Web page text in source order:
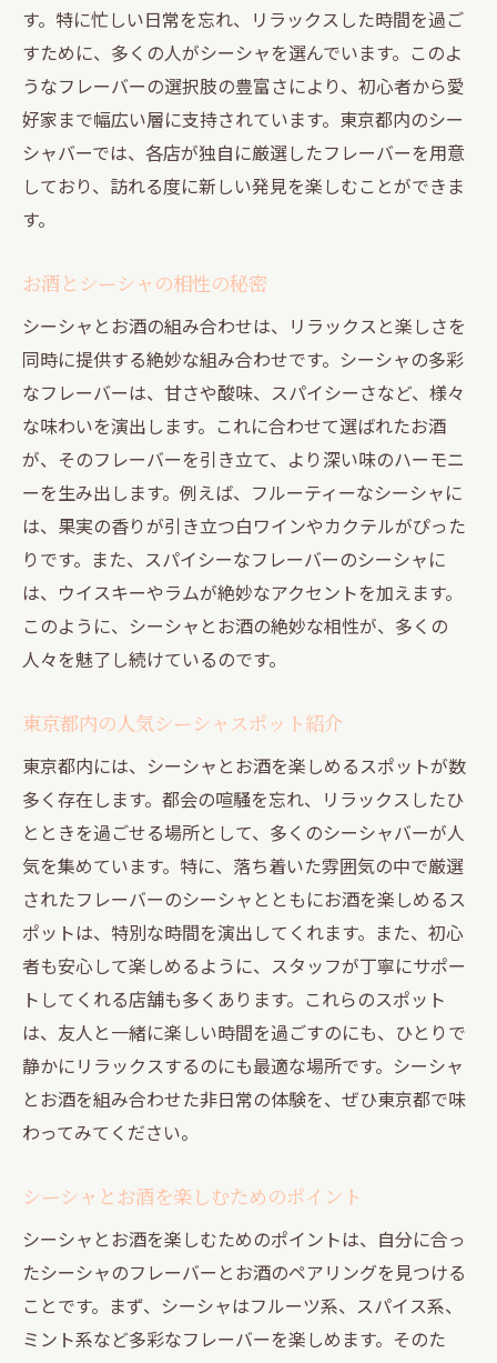
リラックスした時間を実現する工夫
シーシャとお酒で特別なひとときを
東京都でシーシャとお酒を堪能非日常の時間を
楽しむ
非日常を感じるシーシャ体験
東京都内のシーシャスポットの特徴
シーシャとお酒で癒されるひととき
都会の喧騒からの一時的な逃避
特別な時間を彩るシーシャとお酒
シーシャとお酒で夜を彩る都会のオアシスを発
見
都会のオアシスとしてのシーシャバー
シーシャとお酒で楽しむ癒しのひととき
洗練された空間でのシーシャ体験
おしゃれなインテリアとシーシャの相性
夜を彩る特別なシーシャフレーバー
シーシャとお酒が織りなす都会のオアシス
ス空間
リラックス空間を提供するシーシャバー
東京都内のおすすめシーシャスポット
シーシャとお酒で心安らぐひととき
静寂の中で味わうシーシャの魅力
独特の雰囲気を持つシーシャバー
シーシャとお酒で実現するリラックス空間
シーシャとお酒が楽しめる東京都の隠れ家スポ
隠れ家のようなシーシャバーの魅力
秘密のスポットでのシーシャ体験
知る人ぞ知るシーシャの名店
シーシャとお酒のベストスポット
リラックスできる隠れ家の見つけ方
す。特に忙しい日常を忘れ、リラックスした時間を過ご
すために、多くの人がシーシャを選んでいます。このよ
うなフレーバーの選択肢の豊富さにより、初心者から愛
好家まで幅広い層に支持されています。東京都内のシー
シャバーでは、各店が独自に厳選したフレーバーを用意
しており、訪れる度に新しい発見を楽しむことができま
す。
お酒とシーシャの相性の秘密
シーシャとお酒の組み合わせは、リラックスと楽しさを
同時に提供する絶妙な組み合わせです。シーシャの多彩
なフレーバーは、甘さや酸味、スパイシーさなど、様々
な味わいを演出します。これに合わせて選ばれたお酒
が、そのフレーバーを引き立て、より深い味のハーモニ
ーを生み出します。例えば、フルーティーなシーシャに
は、果実の香りが引き立つ白ワインやカクテルがぴった
りです。また、スパイシーなフレーバーのシーシャに
は、ウイスキーやラムが絶妙なアクセントを加えます。
このように、シーシャとお酒の絶妙な相性が、多くの
人々を魅了し続けているのです。
東京都内の人気シーシャスポット紹介
東京都内には、シーシャとお酒を楽しめるスポットが数
多く存在します。都会の喧騒を忘れ、リラックスしたひ
とときを過ごせる場所として、多くのシーシャバーが人
気を集めています。特に、落ち着いた雰囲気の中で厳選
されたフレーバーのシーシャとともにお酒を楽しめるス
ポットは、特別な時間を演出してくれます。また、初心
者も安心して楽しめるように、スタッフが丁寧にサポー
トしてくれる店舗も多くあります。これらのスポット
は、友人と一緒に楽しい時間を過ごすのにも、ひとりで
静かにリラックスするのにも最適な場所です。シーシャ
とお酒を組み合わせた非日常の体験を、ぜひ東京都で味
わってみてください。
シーシャとお酒を楽しむためのポイント
シーシャとお酒を楽しむためのポイントは、自分に合っ
たシーシャのフレーバーとお酒のペアリングを見つける
ことです。まず、シーシャはフルーツ系、スパイス系、
ミント系など多彩なフレーバーを楽しめます。そのた